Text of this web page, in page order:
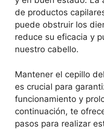
de productos
puede obstruir los
reduce su eficacia y
nuestro cabello.
Mantener el cepillo
es crucial para
funcionamiento y
continuación, te
pasos para realizar